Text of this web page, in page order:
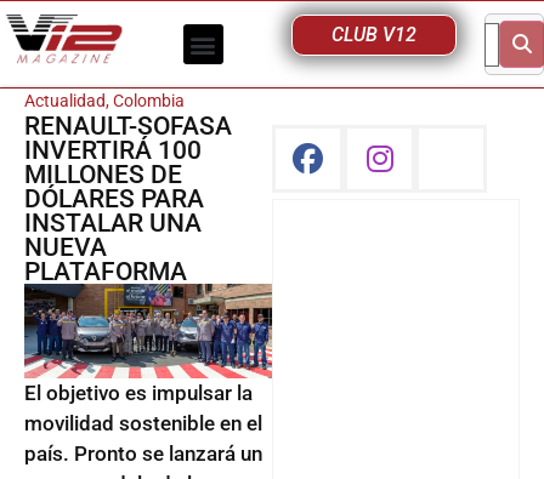
CLUB V12
Actualidad,Colombia
RENAULT-SOFASA
INVERTIRÁ 100
MILLONES DE
DÓLARES PARA
INSTALAR UNA
NUEVA
PLATAFORMA
El objetivo es impulsar la
movilidad sostenible en el
país. Pronto se lanzará un